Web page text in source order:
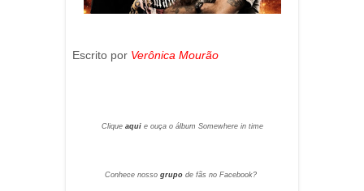
Escrito por Verônica Mourão
Clique aqui e ouça o álbum Somewhere in time
Conhece nosso grupo de fãs no Facebook?